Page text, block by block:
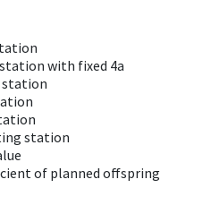
with fixed 4a
station
station
of planned offspring